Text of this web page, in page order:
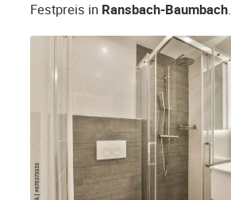
Festpreis in Ransbach-Baumbach.